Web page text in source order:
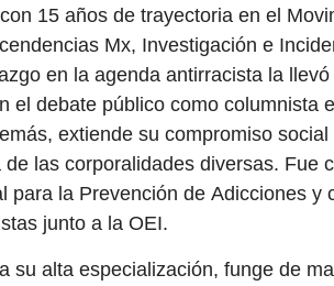
15 años de trayectoria en el
Mx, Investigación e
en la agenda antirracista la
el debate público como columnista
extiende su compromiso
de las corporalidades diversas. Fue
para la Prevención de Adicciones
junto a la OEI.
su alta especialización, funge de